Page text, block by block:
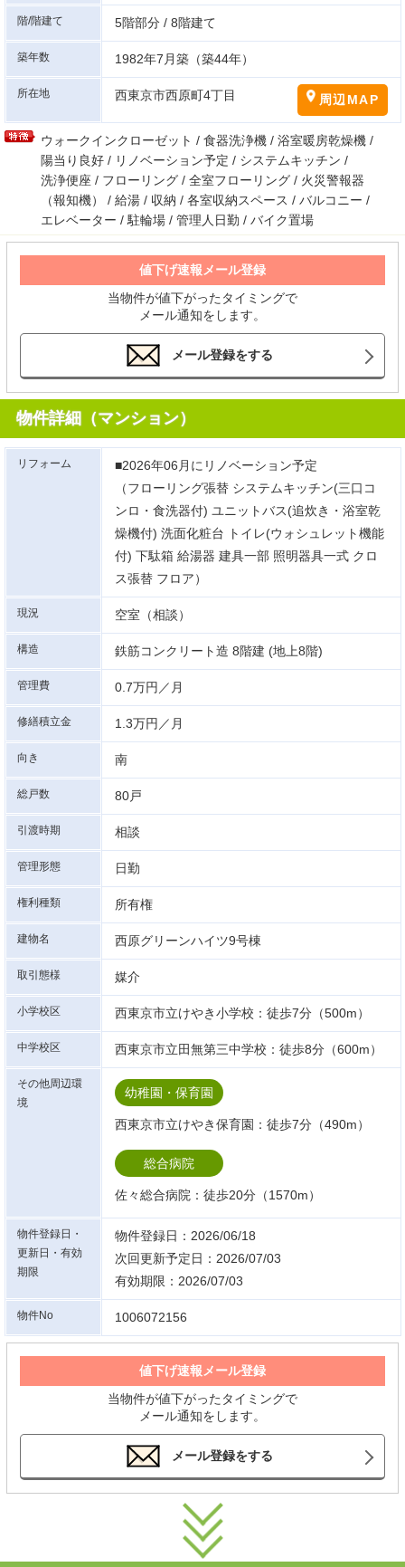
階/階建て 5階部分 / 8階建て
築年数 1982年7月築（築44年）
所在地 西東京市西原町4丁目 周辺MAP
ウォークインクローゼット / 食器洗浄機 / 浴室暖房乾燥機 /
陽当り良好 / リノベーション予定 / システムキッチン /
洗浄便座 / フローリング / 全室フローリング / 火災警報器
（報知機） / 給湯 / 収納 / 各室収納スペース / バルコニー /
エレベーター / 駐輪場 / 管理人日勤 / バイク置場
値下げ速報メール登録
当物件が値下がったタイミングで
メール通知をします。
メール登録をする
物件詳細（マンション）
リフォーム
■2026年06月にリノベーション予定
（フローリング張替 システムキッチン(三口コ
ンロ・食洗器付) ユニットバス(追炊き・浴室乾
燥機付) 洗面化粧台 トイレ(ウォシュレット機能
付) 下駄箱 給湯器 建具一部 照明器具一式 クロ
ス張替 フロア）
現況 空室（相談）
構造 鉄筋コンクリート造 8階建 (地上8階)
管理費 0.7万円／月
修繕積立金 1.3万円／月
向き 南
総戸数 80戸
引渡時期 相談
管理形態 日勤
権利種類 所有権
建物名 西原グリーンハイツ9号棟
取引態様 媒介
小学校区 西東京市立けやき小学校：徒歩7分（500m）
中学校区 西東京市立田無第三中学校：徒歩8分（600m）
その他周辺環
境
幼稚園・保育園
西東京市立けやき保育園：徒歩7分（490m）
総合病院
佐々総合病院：徒歩20分（1570m）
物件登録日・
更新日・有効
期限
物件登録日：2026/06/18
次回更新予定日：2026/07/03
有効期限：2026/07/03
物件No 1006072156
値下げ速報メール登録
当物件が値下がったタイミングで
メール通知をします。
メール登録をする